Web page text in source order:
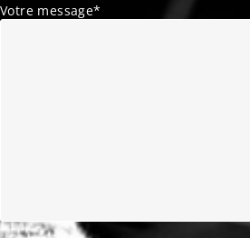
Votre message*